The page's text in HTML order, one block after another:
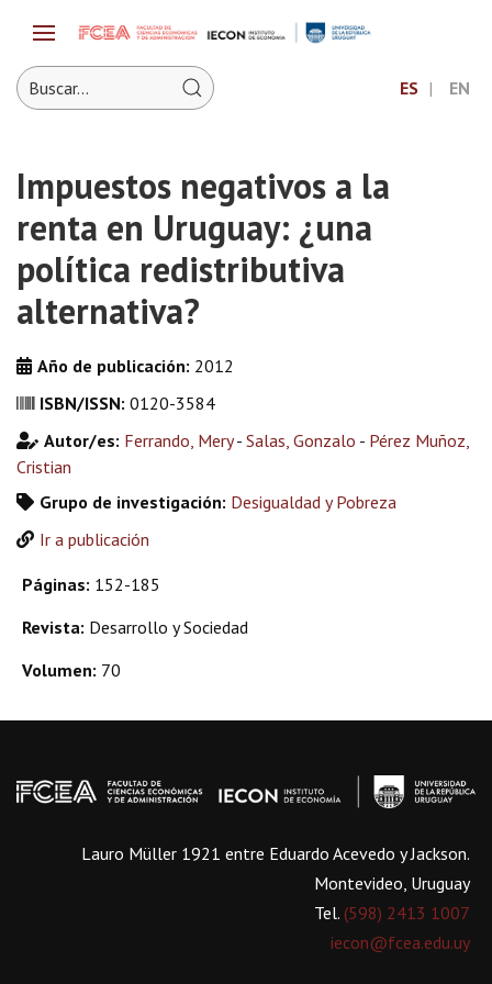
ES EN
Impuestos negativos a la
renta en Uruguay: ¿una
política redistributiva
alternativa?
Año de publicación: 2012
ISBN/ISSN: 0120-3584
Autor/es: Ferrando, Mery- Salas, Gonzalo - Pérez Muñoz,
Cristian
Grupo de investigación: Desigualdad y Pobreza
Ir a publicación
Páginas: 152-185
Revista: Desarrollo y Sociedad
Volumen: 70
Lauro Müller 1921 entre Eduardo Acevedo y Jackson.
Montevideo, Uruguay
Tel. (598) 2413 1007
iecon@fcea.edu.uy